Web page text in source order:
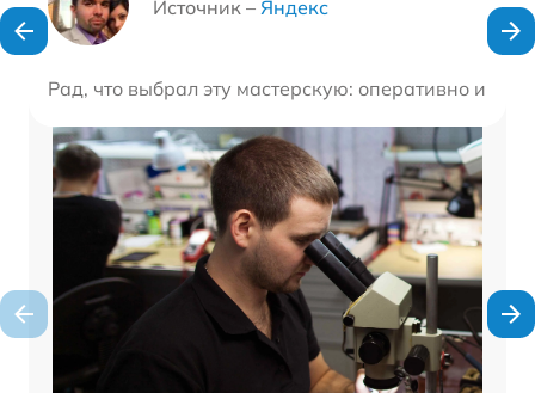
Источник – Яндекс
Рад, что выбрал эту мастерскую: оперативно и